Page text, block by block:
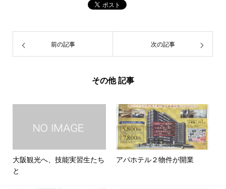
前の記事 次の記事
その他 記事
大阪観光へ、技能実習生たち
と
アパホテル２物件が開業